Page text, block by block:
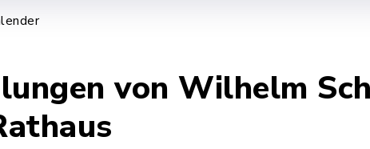
von Wilhelm